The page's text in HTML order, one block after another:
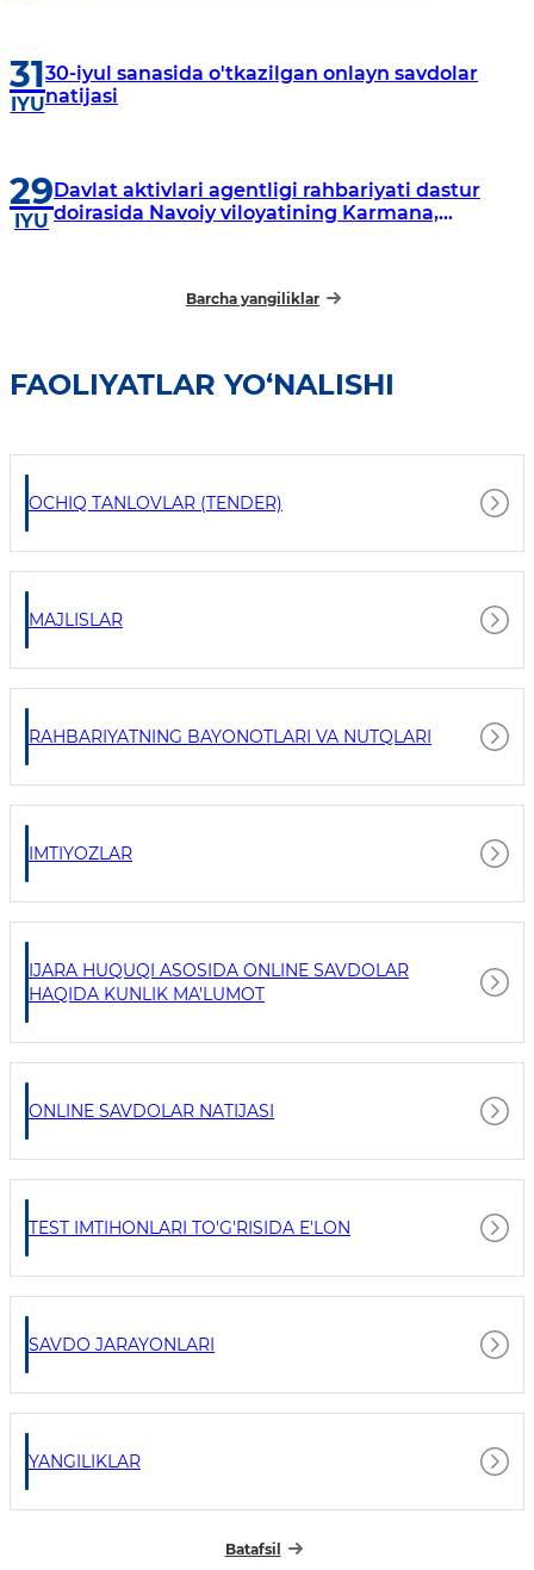
31
IYU
30-iyul sanasida o'tkazilgan onlayn savdolar
natijasi
29
IYU
Davlat aktivlari agentligi rahbariyati dastur
doirasida Navoiy viloyatining Karmana,
Barcha yangiliklar
FAOLIYATLAR YO‘NALISHI
OCHIQ TANLOVLAR (TENDER)
MAJLISLAR
RAHBARIYATNING BAYONOTLARI VA NUTQLARI
IMTIYOZLAR
IJARA HUQUQI ASOSIDA ONLINE SAVDOLAR
HAQIDA KUNLIK MA'LUMOT
ONLINE SAVDOLAR NATIJASI
TEST IMTIHONLARI TO'G'RISIDA E'LON
SAVDO JARAYONLARI
YANGILIKLAR
Batafsil